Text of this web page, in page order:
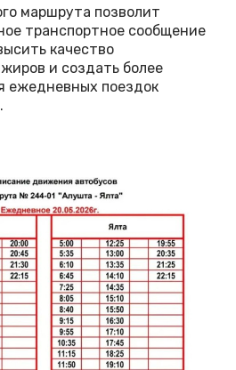
маршрута позволит
транспортное сообщение
качество
и создать более
ежедневных поездок